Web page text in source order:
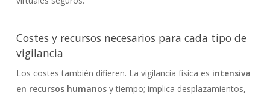
Costes y recursos necesarios para cada tipo de
vigilancia
Los costes también difieren. La vigilancia física es intensiva
en recursos humanosy tiempo; implica desplazamientos,